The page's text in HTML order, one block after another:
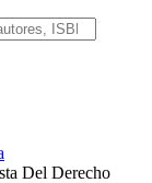
Del Derecho